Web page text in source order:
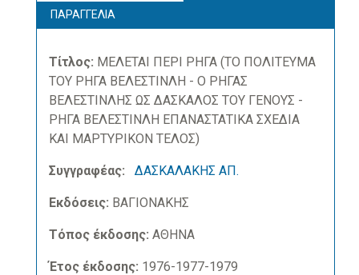
ΠΑΡΑΓΓΕΛΙΑ
Τίτλος: ΜΕΛΕΤΑΙ ΠΕΡΙ ΡΗΓΑ (ΤΟ ΠΟΛΙΤΕΥΜΑ
ΤΟΥ ΡΗΓΑ ΒΕΛΕΣΤΙΝΛΗ - Ο ΡΗΓΑΣ
ΒΕΛΕΣΤΙΝΛΗΣ ΩΣ ΔΑΣΚΑΛΟΣ ΤΟΥ ΓΕΝΟΥΣ -
ΡΗΓΑ ΒΕΛΕΣΤΙΝΛΗ ΕΠΑΝΑΣΤΑΤΙΚΑ ΣΧΕΔΙΑ
ΚΑΙ ΜΑΡΤΥΡΙΚΟΝ ΤΕΛΟΣ)
Συγγραφέας: ΔΑΣΚΑΛΑΚΗΣ ΑΠ.
Εκδόσεις: ΒΑΓΙΟΝΑΚΗΣ
Τόπος έκδοσης: ΑΘΗΝΑ
Έτος έκδοσης: 1976-1977-1979